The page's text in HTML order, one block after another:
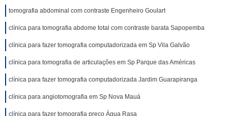
tomografia abdominal com contraste Engenheiro Goulart
clínica para tomografia abdome total com contraste barata Sapopemba
clínica para fazer tomografia computadorizada em Sp Vila Galvão
clínica para tomografia de articulações em Sp Parque das Américas
clínica para fazer tomografia computadorizada Jardim Guarapiranga
clínica para angiotomografia em Sp Nova Mauá
clínica para fazer tomografia preço Água Rasa